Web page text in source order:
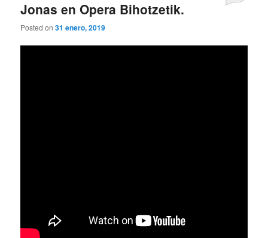
Jonas en Opera Bihotzetik.
Posted on31 enero, 2019